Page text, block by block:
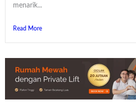
menarik...
Read More